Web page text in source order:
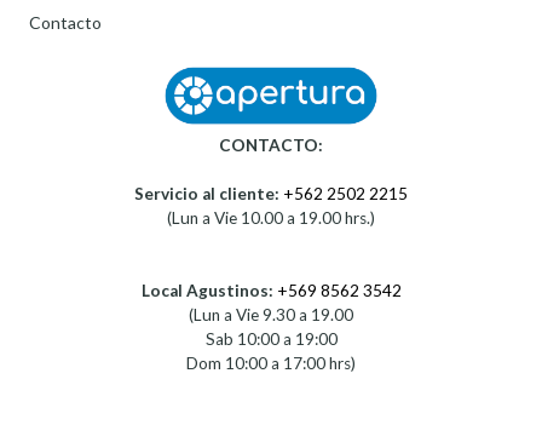
Contacto
CONTACTO:
Servicio al cliente: +562 2502 2215
(Lun a Vie 10.00 a 19.00 hrs.)
Local Agustinos: +569 8562 3542
(Lun a Vie 9.30 a 19.00
Sab 10:00 a 19:00
Dom 10:00 a 17:00 hrs)